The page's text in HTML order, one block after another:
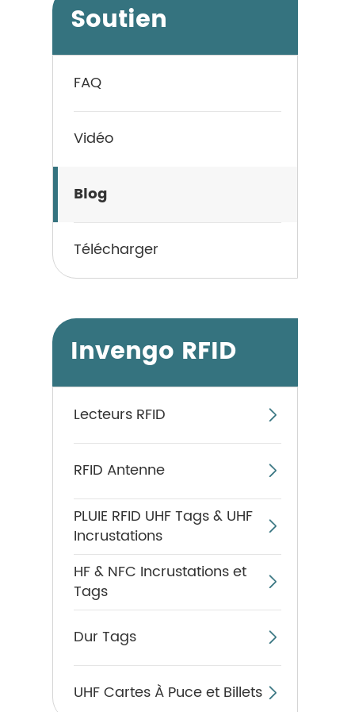
Soutien
FAQ
Vidéo
Blog
Télécharger
Invengo RFID
Lecteurs RFID 
RFID Antenne 
PLUIE RFID UHF Tags & UHF
Incrustations

HF & NFC Incrustations et
Tags

Dur Tags 
UHF Cartes À Puce et Billets 